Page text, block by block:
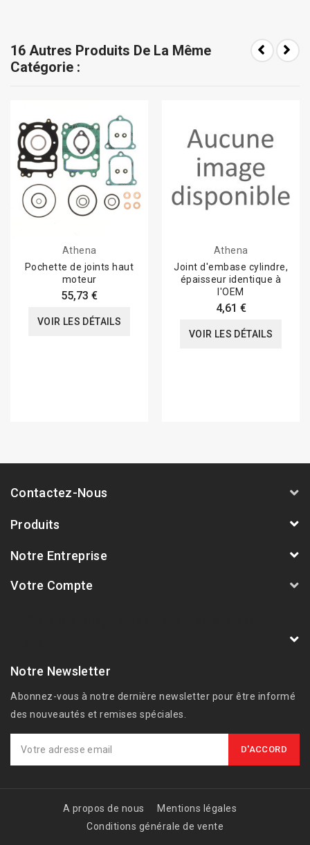
16 Autres Produits De La Même
Catégorie :
Athena
Pochette de joints haut
moteur
55,73 €
VOIR LES DÉTAILS
Athena
Joint d'embase cylindre,
épaisseur identique à
l'OEM
4,61 €
VOIR LES DÉTAILS
Contactez-Nous
Produits
Notre Entreprise
Votre Compte
Notre Newsletter
Abonnez-vous à notre dernière newsletter pour être informé
des nouveautés et remises spéciales.
A propos de nous
Mentions légales
Conditions générale de vente